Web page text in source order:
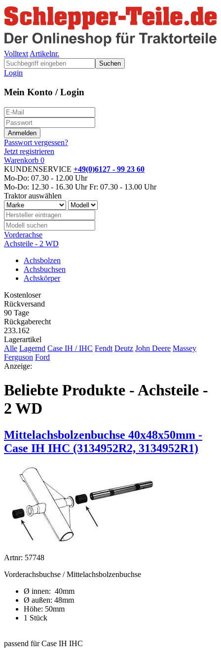
Volltext Artikelnr.
Suchen
Login
Mein Konto / Login
Passwort vergessen?
Jetzt registrieren
Warenkorb 0
KUNDENSERVICE +49(0)6127 - 99 23 60
Mo-Do: 07.30 - 12.00 Uhr
Mo-Do: 12.30 - 16.30 Uhr Fr: 07.30 - 13.00 Uhr
Traktor auswählen
Vorderachse
Achsteile - 2 WD
Achsbolzen
Achsbuchsen
Achskörper
Kostenloser
Rückversand
90 Tage
Rückgaberecht
233.162
Lagerartikel
Alle Lagernd Case IH / IHC Fendt Deutz John Deere Massey
Ferguson Ford
Anzeige:
Beliebte Produkte - Achsteile -
2 WD
Mittelachsbolzenbuchse 40x48x50mm -
Case IH IHC (3134952R2, 3134952R1)
Artnr: 57748
Vorderachsbuchse / Mittelachsbolzenbuchse
Ø innen: 40mm
Ø außen: 48mm
Höhe: 50mm
1 Stück
passend für Case IH IHC